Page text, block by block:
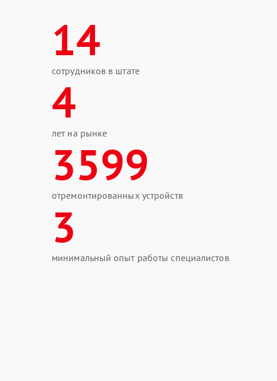
14
сотрудников в штате
4
лет на рынке
3599
отремонтированных устройств
3
минимальный опыт работы специалистов